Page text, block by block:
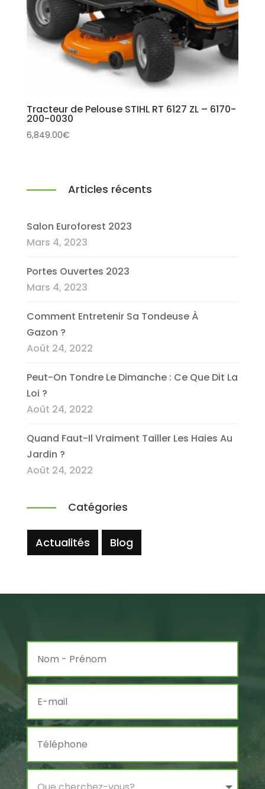
Tracteur de Pelouse STIHL RT 6127 ZL – 6170-
200-0030
6,849.00€
Articles récents
Salon Euroforest 2023
Mars 4, 2023
Portes Ouvertes 2023
Mars 4, 2023
Comment Entretenir Sa Tondeuse À
Gazon ?
Août 24, 2022
Peut-On Tondre Le Dimanche : Ce Que Dit La
Loi ?
Août 24, 2022
Quand Faut-Il Vraiment Tailler Les Haies Au
Jardin ?
Août 24, 2022
Catégories
Actualités Blog